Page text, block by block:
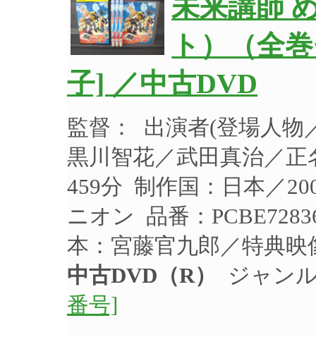
未来講師
ト）（全
子] ／中古DVD
監督： 出演者(登場人物
黒川智花／武田真治／
459分 制作国：日本／
ニオン 品番：
本：宮藤官九郎／特典
中古DVD（R）
ジャン
番号]